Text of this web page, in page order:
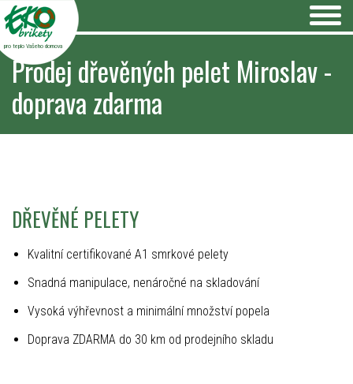
pro teplo Vašeho domova
Prodej dřevěných pelet Miroslav -
doprava zdarma
DŘEVĚNÉ PELETY
Kvalitní certifikované A1 smrkové pelety
Snadná manipulace, nenáročné na skladování
Vysoká výhřevnost a minimální množství popela
Doprava ZDARMA do 30 km od prodejního skladu